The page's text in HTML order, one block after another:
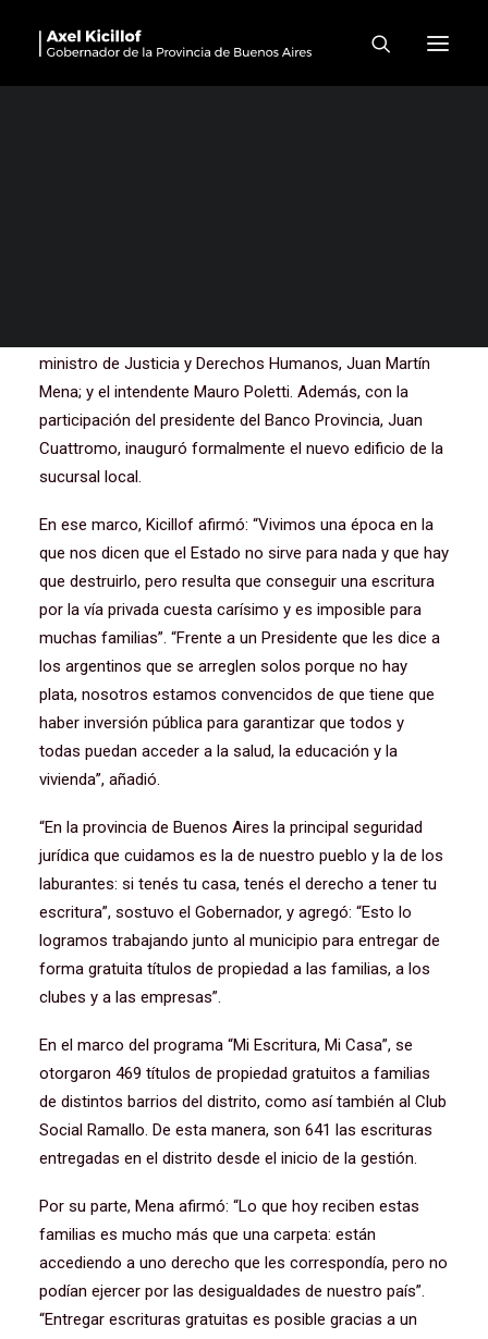
“Tiene que haber inversión
pública para garantizar que
ministro de Justicia y Derechos Humanos, Juan Martín
Mena; y el intendente Mauro Poletti. Además, con la
participación del presidente del Banco Provincia, Juan
Cuattromo, inauguró formalmente el nuevo edificio de la
sucursal local.
En ese marco, Kicillof afirmó: “Vivimos una época en la
que nos dicen que el Estado no sirve para nada y que hay
que destruirlo, pero resulta que conseguir una escritura
por la vía privada cuesta carísimo y es imposible para
muchas familias”. “Frente a un Presidente que les dice a
los argentinos que se arreglen solos porque no hay
plata, nosotros estamos convencidos de que tiene que
haber inversión pública para garantizar que todos y
todas puedan acceder a la salud, la educación y la
vivienda”, añadió.
“En la provincia de Buenos Aires la principal seguridad
jurídica que cuidamos es la de nuestro pueblo y la de los
laburantes: si tenés tu casa, tenés el derecho a tener tu
escritura”, sostuvo el Gobernador, y agregó: “Esto lo
logramos trabajando junto al municipio para entregar de
forma gratuita títulos de propiedad a las familias, a los
clubes y a las empresas”.
En el marco del programa “Mi Escritura, Mi Casa”, se
otorgaron 469 títulos de propiedad gratuitos a familias
de distintos barrios del distrito, como así también al Club
Social Ramallo. De esta manera, son 641 las escrituras
entregadas en el distrito desde el inicio de la gestión.
Por su parte, Mena afirmó: “Lo que hoy reciben estas
familias es mucho más que una carpeta: están
accediendo a uno derecho que les correspondía, pero no
podían ejercer por las desigualdades de nuestro país”.
“Entregar escrituras gratuitas es posible gracias a un